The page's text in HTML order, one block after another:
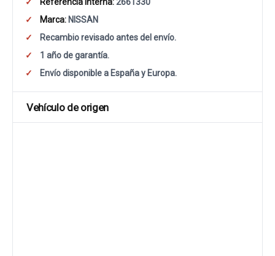
Marca: NISSAN
Recambio revisado antes del envío.
1 año de garantía.
Envío disponible a España y Europa.
Vehículo de origen